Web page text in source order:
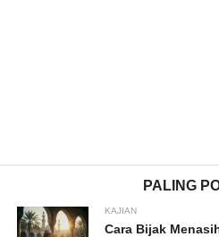
PALING
KAJIAN
Cara Bijak